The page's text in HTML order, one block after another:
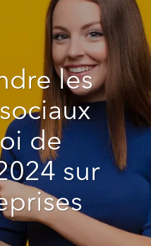
les
de
sur